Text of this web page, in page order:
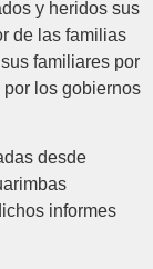
y heridos sus
de las familias
familiares por
los gobiernos
desde
informes